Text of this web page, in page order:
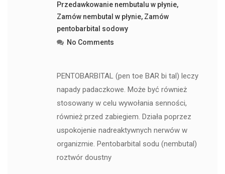
Przedawkowanie nembutalu w płynie,
Zamów nembutal w płynie, Zamów
pentobarbital sodowy
No Comments
PENTOBARBITAL (pen toe BAR bi tal) leczy
napady padaczkowe. Może być również
stosowany w celu wywołania senności,
również przed zabiegiem. Działa poprzez
uspokojenie nadreaktywnych nerwów w
organizmie. Pentobarbital sodu (nembutal)
roztwór doustny